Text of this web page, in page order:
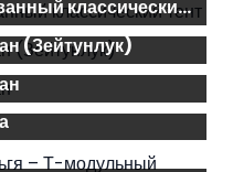
Brut Cafe – Моторизированный классический тент
(Зейтунлук)